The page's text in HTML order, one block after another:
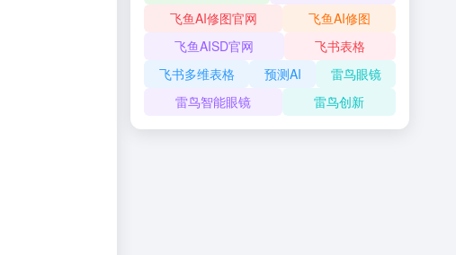
飞鱼AI修图官网
飞鱼AI修图
飞鱼AISD官网
飞书表格
飞书多维表格
预测AI
雷鸟眼镜
雷鸟智能眼镜
雷鸟创新